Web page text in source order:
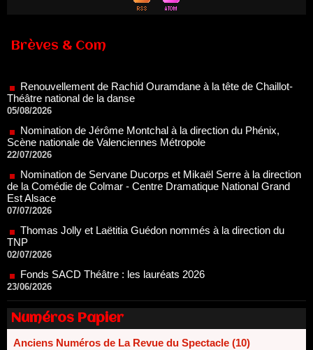
Brèves & Com
05/08/2026
Nomination de Jérôme Montchal à la direction du Phénix,
Scène nationale de Valenciennes Métropole
22/07/2026
Nomination de Servane Ducorps et Mikaël Serre à la direction
de la Comédie de Colmar - Centre Dramatique National Grand
Est Alsace
07/07/2026
Thomas Jolly et Laëtitia Guédon nommés à la direction du
TNP
02/07/2026
Fonds SACD Théâtre : les lauréats 2026
23/06/2026
Dispositif ARTCENA Écrire pour le cirque, les lauréats 2026 !
20/06/2026
Le palmarès des prix SACD 2026
18/06/2026
Les 10 lauréats du Fonds Grandes Formes Théâtre 2026
Numéros Papier
Anciens Numéros de La Revue du Spectacle (10)